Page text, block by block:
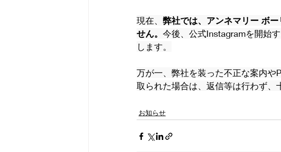
現在、 弊社では、アンネマリー ボ
せん。 今後、公式Instagramを開始
します。
万が一、弊社を装った不正な案内や
取られた場合は、返信等は行わず、
お知らせ